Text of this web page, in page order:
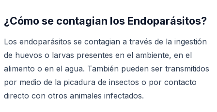
¿Cómo se contagian los Endoparásitos?
Los endoparásitos se contagian a través de la ingestión
de huevos o larvas presentes en el ambiente, en el
alimento o en el agua. También pueden ser transmitidos
por medio de la picadura de insectos o por contacto
directo con otros animales infectados.